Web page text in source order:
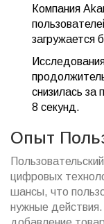
Компания
загружается
снизилась за
8 секунд.
Опыт
цифровых
шансы, что
нужные